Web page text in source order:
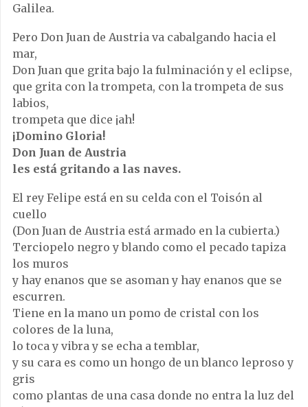
Galilea.
Pero Don Juan de Austria va cabalgando hacia el
mar,
Don Juan que grita bajo la fulminación y el eclipse,
que grita con la trompeta, con la trompeta de sus
labios,
trompeta que dice ¡ah!
¡Domino Gloria!
Don Juan de Austria
les está gritando a las naves.
El rey Felipe está en su celda con el Toisón al
cuello
(Don Juan de Austria está armado en la cubierta.)
Terciopelo negro y blando como el pecado tapiza
los muros
y hay enanos que se asoman y hay enanos que se
escurren.
Tiene en la mano un pomo de cristal con los
colores de la luna,
lo toca y vibra y se echa a temblar,
y su cara es como un hongo de un blanco leproso y
gris
como plantas de una casa donde no entra la luz del